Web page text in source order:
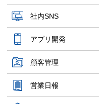
社内SNS
アプリ開発
顧客管理
営業日報